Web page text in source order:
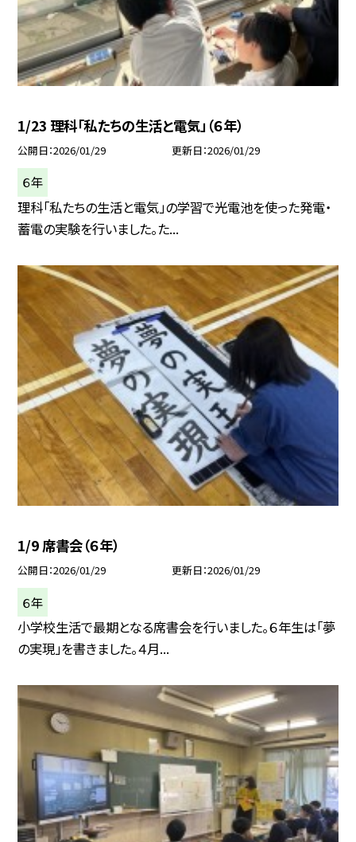
1/23 理科「私たちの生活と電気」（６年）
公開日 2026/01/29 更新日 2026/01/29
６年
理科「私たちの生活と電気」の学習で光電池を使った発電・
蓄電の実験を行いました。た...
1/9 席書会（６年）
公開日 2026/01/29 更新日 2026/01/29
６年
小学校生活で最期となる席書会を行いました。６年生は「夢
の実現」を書きました。４月...